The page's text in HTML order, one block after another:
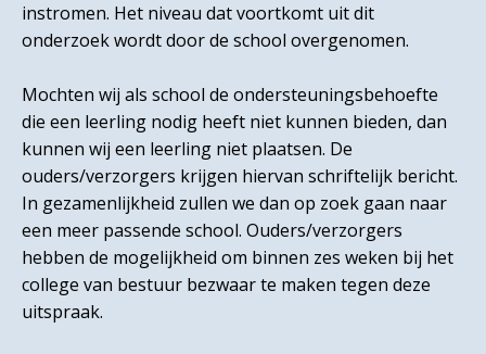
instromen. Het niveau dat voortkomt uit dit
onderzoek wordt door de school overgenomen.
Mochten wij als school de ondersteuningsbehoefte
die een leerling nodig heeft niet kunnen bieden, dan
kunnen wij een leerling niet plaatsen. De
ouders/verzorgers krijgen hiervan schriftelijk bericht.
In gezamenlijkheid zullen we dan op zoek gaan naar
een meer passende school. Ouders/verzorgers
hebben de mogelijkheid om binnen zes weken bij het
college van bestuur bezwaar te maken tegen deze
uitspraak.